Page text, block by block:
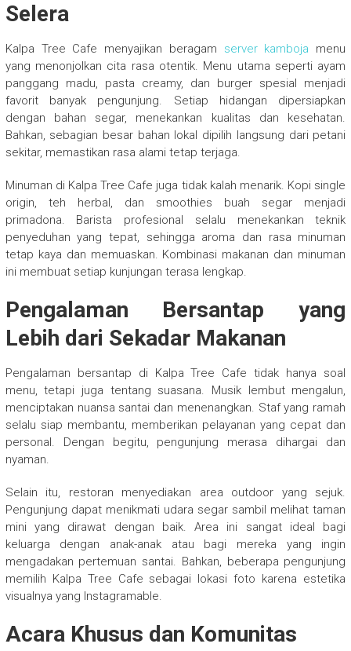
Selera
Kalpa Tree Cafe menyajikan beragam server kamboja menu
yang menonjolkan cita rasa otentik. Menu utama seperti ayam
panggang madu, pasta creamy, dan burger spesial menjadi
favorit banyak pengunjung. Setiap hidangan dipersiapkan
dengan bahan segar, menekankan kualitas dan kesehatan.
Bahkan, sebagian besar bahan lokal dipilih langsung dari petani
sekitar, memastikan rasa alami tetap terjaga.
Minuman di Kalpa Tree Cafe juga tidak kalah menarik. Kopi single
origin, teh herbal, dan smoothies buah segar menjadi
primadona. Barista profesional selalu menekankan teknik
penyeduhan yang tepat, sehingga aroma dan rasa minuman
tetap kaya dan memuaskan. Kombinasi makanan dan minuman
ini membuat setiap kunjungan terasa lengkap.
Pengalaman Bersantap yang
Lebih dari Sekadar Makanan
Pengalaman bersantap di Kalpa Tree Cafe tidak hanya soal
menu, tetapi juga tentang suasana. Musik lembut mengalun,
menciptakan nuansa santai dan menenangkan. Staf yang ramah
selalu siap membantu, memberikan pelayanan yang cepat dan
personal. Dengan begitu, pengunjung merasa dihargai dan
nyaman.
Selain itu, restoran menyediakan area outdoor yang sejuk.
Pengunjung dapat menikmati udara segar sambil melihat taman
mini yang dirawat dengan baik. Area ini sangat ideal bagi
keluarga dengan anak-anak atau bagi mereka yang ingin
mengadakan pertemuan santai. Bahkan, beberapa pengunjung
memilih Kalpa Tree Cafe sebagai lokasi foto karena estetika
visualnya yang Instagramable.
Acara Khusus dan Komunitas